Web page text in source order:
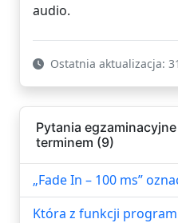
audio.
Ostatnia aktualizacja:
Pytania
terminem (9)
„Fade In – 100 ms”
Która z funkcji